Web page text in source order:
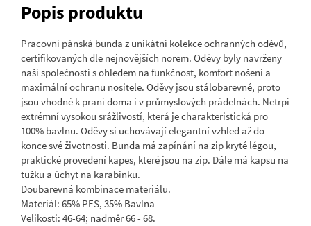
Popis produktu
Pracovní pánská bunda z unikátní kolekce ochranných oděvů,
certifikovaných dle nejnovějších norem. Oděvy byly navrženy
naší společností s ohledem na funkčnost, komfort nošení a
maximální ochranu nositele. Oděvy jsou stálobarevné, proto
jsou vhodné k praní doma i v průmyslových prádelnách. Netrpí
extrémní vysokou srážlivostí, která je charakteristická pro
100% bavlnu. Oděvy si uchovávají elegantní vzhled až do
konce své životnosti. Bunda má zapínání na zip kryté légou,
praktické provedení kapes, které jsou na zip. Dále má kapsu na
tužku a úchyt na karabinku.
Doubarevná kombinace materiálu.
Materiál: 65% PES, 35% Bavlna
Velikosti: 46-64; nadměr 66 - 68.